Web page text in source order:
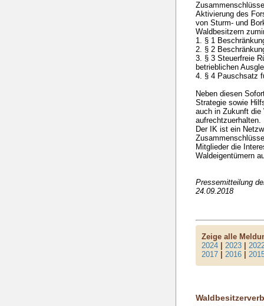
Aktivierung des
von Sturm- und
Waldbesitzern
1. § 1
2. § 2
3. § 3 Steuerfreie
betrieblichen
4. § 4 Pauschsatz
Neben diesen
Strategie sowie
auch in Zukunft die
aufrechtzuerhalten.
Der IK ist ein
Mitglieder die
Waldeigentümern
Pressemitteilung
24.09.2018
Zeige alle
2024 |2023 |
2017 |2016 |